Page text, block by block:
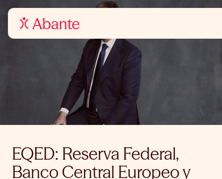
EQED: Reserva Federal,
Banco Central Europeo y